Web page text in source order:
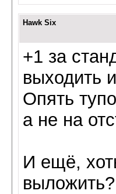
Hawk Six
+1 за
выходить
Опять
а не на
И ещё,
выложить?